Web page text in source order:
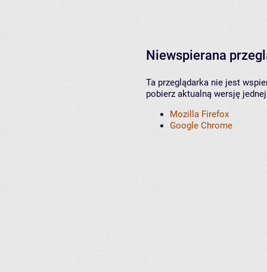
Niewspierana
Ta przeglądarka nie jest
pobierz aktualną wersję
Mozilla Firefox
Google Chrome